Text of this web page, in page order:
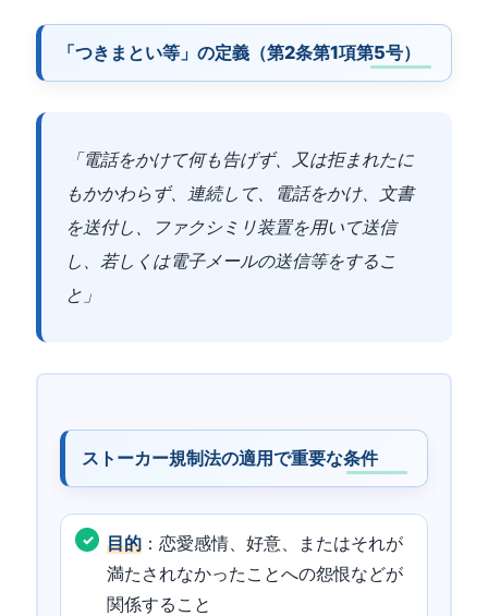
「つきまとい等」の定義（第2条第1項第5号）
「電話をかけて何も告げず、又は拒まれたに
もかかわらず、連続して、電話をかけ、文書
を送付し、ファクシミリ装置を用いて送信
し、若しくは電子メールの送信等をするこ
と」
ストーカー規制法の適用で重要な条件
目的 ：恋愛感情、好意、またはそれが
満たされなかったことへの怨恨などが
関係すること